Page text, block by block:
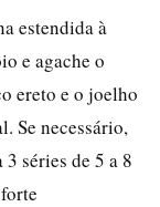
estendida à
e agache o
ereto e o joelho
Se necessário,
séries de 5 a 8